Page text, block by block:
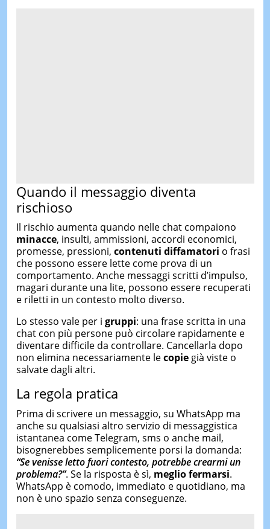
Quando il messaggio diventa
rischioso
Il rischio aumenta quando nelle chat compaiono
minacce, insulti, ammissioni, accordi economici,
promesse, pressioni, contenuti diffamatori o frasi
che possono essere lette come prova di un
comportamento. Anche messaggi scritti d’impulso,
magari durante una lite, possono essere recuperati
e riletti in un contesto molto diverso.
Lo stesso vale per i gruppi: una frase scritta in una
chat con più persone può circolare rapidamente e
diventare difficile da controllare. Cancellarla dopo
non elimina necessariamente lecopiegià viste o
salvate dagli altri.
La regola pratica
Prima di scrivere un messaggio, su WhatsApp ma
anche su qualsiasi altro servizio di messaggistica
istantanea come Telegram, sms o anche mail,
bisognerebbes semplicemente porsi la domanda:
“Se venisse letto fuori contesto, potrebbe crearmi un
problema?”. Se la risposta è sì, meglio fermarsi.
WhatsApp è comodo, immediato e quotidiano, ma
non è uno spazio senza conseguenze.